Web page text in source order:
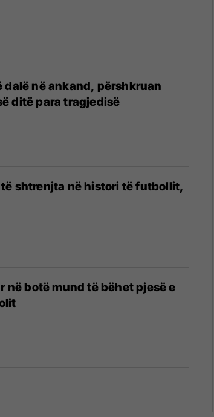
dalë në ankand, përshkruan
ditë para tragjedisë
shtrenjta në histori të futbollit,
në botë mund të bëhet pjesë e